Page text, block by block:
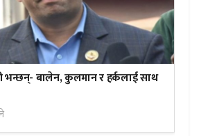
भन्छन्- बालेन, कुलमान र हर्कलाई साथ